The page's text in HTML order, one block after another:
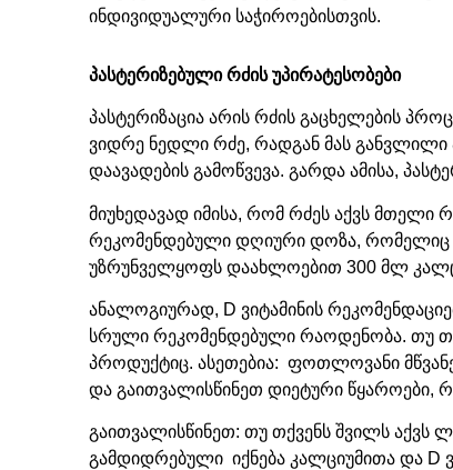
ინდივიდუალური საჭიროებისთვის.
პასტერიზებული რძის უპირატესობები
პასტერიზაცია არის რძის გაცხელების
ვიდრე ნედლი რძე, რადგან მას განვლილი
დაავადების გამოწვევა. გარდა ამისა,
მიუხედავად იმისა, რომ რძეს აქვს მთელი
რეკომენდებული დღიური დოზა, რომელიც
უზრუნველყოფს დაახლოებით 300 მლ
ანალოგიურად, D ვიტამინის
სრული რეკომენდებული რაოდენობა. თუ
პროდუქტიც. ასეთებია: ფოთლოვანი
და გაითვალისწინეთ დიეტური წყაროები,
გაითვალისწინეთ: თუ თქვენს შვილს აქვს
გამდიდრებული იქნება კალციუმითა და D